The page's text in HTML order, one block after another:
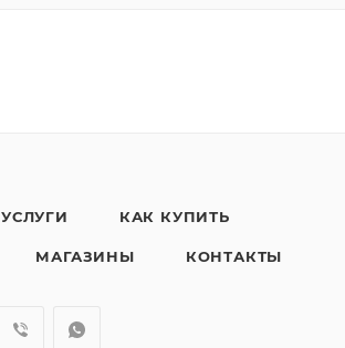
УСЛУГИ КАК КУПИТЬ
МАГАЗИНЫ КОНТАКТЫ